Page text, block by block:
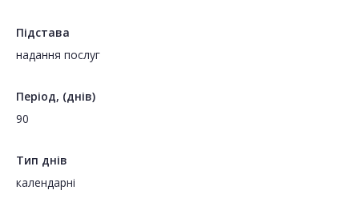
Підстава
надання послуг
Період, (днів)
90
Тип днів
календарні